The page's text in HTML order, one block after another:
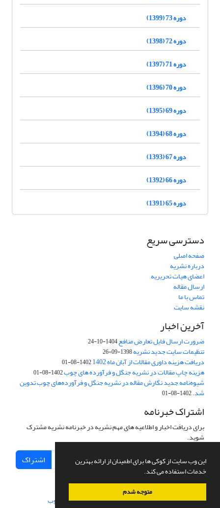
این وب سایت از کوکی ها برای اطمینان از ارائه بهترین
خدمات استفاده می کند.
متوجه شدم
دوره 73 (1399)
دوره 72 (1398)
دوره 71 (1397)
دوره 70 (1396)
دوره 69 (1395)
دوره 68 (1394)
دوره 67 (1393)
دوره 66 (1392)
دوره 65 (1391)
دسترسی سریع
صفحه اصلی
درباره نشریه
اعضای هیات تحریریه
ارسال مقاله
تماس با ما
نقشه سایت
آخرین اخبار
ضرورت ارسال فایل تعارض منافع1404-10-24
تنظیمات سایت جدید نشریه1398-09-26
دریافت هزینه داوری مقالات از آبان ماه 1402 1402-08-01
هزینه چاپ مقالات در نشریه جنگل و فرآورده های چوب1402-08-01
شیوه‌نامه جدید نگارش مقاله در نشریه جنگل و فرآورده‌های چوب تدوین
شد.1402-08-01
اشتراک خبرنامه
برای دریافت اخبار و اطلاعیه های مهم نشریه در خبرنامه نشریه مشترک
شوید.
اشتراک
سامانه مدیریت نشریات علمی.طراحی و پیاده سازی از سیناوب